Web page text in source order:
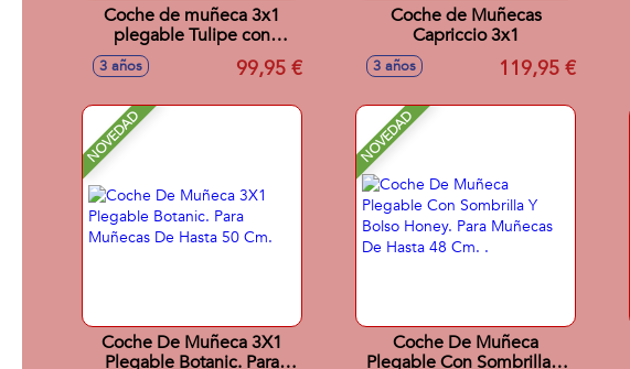
Coche de muñeca 3x1
plegable Tulipe con
BOLSO para muñecas de
hasta 48 cm. 41x62x70 cm
3 años 99,95 €
Coche de Muñecas
Capriccio 3x1
3 años 119,95 €
NOVEDAD
Coche De Muñeca 3X1
Plegable Botanic. Para
NOVEDAD
Coche De Muñeca
Plegable Con Sombrilla Y